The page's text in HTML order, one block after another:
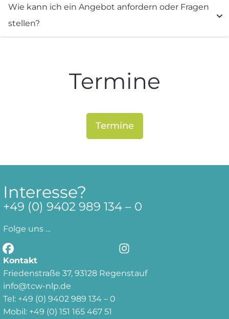
Wie kann ich ein Angebot anfordern oder Fragen
stellen?
Termine
Termine
Interesse?
+49 (0) 9402 989 134 – 0
Folge uns …
Kontakt
Friedenstraße 37, 93128 Regenstauf
info@tcw-nlp.de
Tel: +49 (0) 9402 989 134 – 0
Mobil: +49 (0) 151 165 467 51